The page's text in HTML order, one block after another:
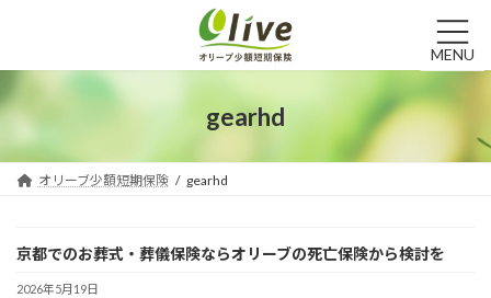
ン
ツ
キ
ー
シ
に
gearhd
オリーブ少額短期保険 gearhd
京都でのお葬式・葬儀保険ならオリーブの死亡保険から検討を
2026年5月19日
MENU